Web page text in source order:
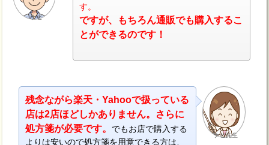
ナビ
す。
ですが、もちろん通販でも購入するこ
とができるのです！
ナビ先生
残念ながら楽天・Yahooで扱っている
店は2店ほどしかありません。さらに
処方箋が必要です。 でもお店で購入する
よりは安いので処方箋を用意できる方は、